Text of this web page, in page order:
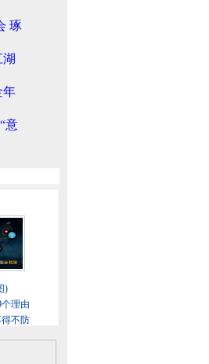
琢
年
意